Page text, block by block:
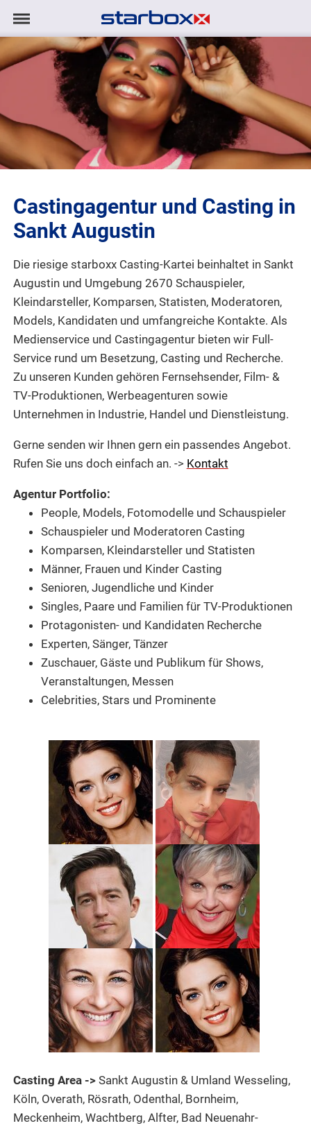
Navigation
anzeigen/ausblenden
Navigation
AGENTUR
MODELS
TALENTE
PROJEKTE
LOGIN
DE
Castingagentur und Casting in
Sankt Augustin
Die riesige starboxx Casting-Kartei beinhaltet in Sankt
Augustin und Umgebung 2670 Schauspieler,
Kleindarsteller, Komparsen, Statisten, Moderatoren,
Models, Kandidaten und umfangreiche Kontakte. Als
Medienservice und Castingagentur bieten wir Full-
Service rund um Besetzung, Casting und Recherche.
Zu unseren Kunden gehören Fernsehsender, Film- &
TV-Produktionen, Werbeagenturen sowie
Unternehmen in Industrie, Handel und Dienstleistung.
Gerne senden wir Ihnen gern ein passendes Angebot.
Rufen Sie uns doch einfach an. -> Kontakt
Agentur Portfolio:
People, Models, Fotomodelle und Schauspieler
Schauspieler und Moderatoren Casting
Komparsen, Kleindarsteller und Statisten
Männer, Frauen und Kinder Casting
Senioren, Jugendliche und Kinder
Singles, Paare und Familien für TV-Produktionen
Protagonisten- und Kandidaten Recherche
Experten, Sänger, Tänzer
Zuschauer, Gäste und Publikum für Shows,
Veranstaltungen, Messen
Celebrities, Stars und Prominente
Casting Area -> Sankt Augustin & Umland Wesseling,
Köln, Overath, Rösrath, Odenthal, Bornheim,
Meckenheim, Wachtberg, Alfter, Bad Neuenahr-